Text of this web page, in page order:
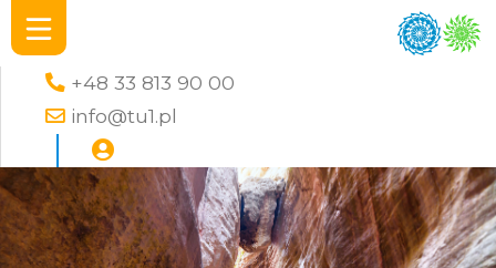
+48 33 813 90 00
info@tu1.pl